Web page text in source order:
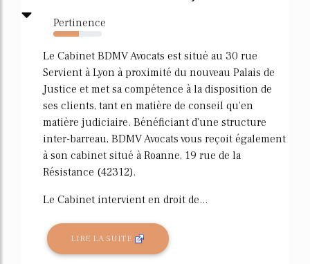
Pertinence
53%
Le Cabinet BDMV Avocats est situé au 30 rue
Servient à Lyon à proximité du nouveau Palais de
Justice et met sa compétence à la disposition de
ses clients, tant en matière de conseil qu'en
matière judiciaire. Bénéficiant d'une structure
inter-barreau, BDMV Avocats vous reçoit également
à son cabinet situé à Roanne, 19 rue de la
Résistance (42312).
Le Cabinet intervient en droit de...
LIRE LA SUITE